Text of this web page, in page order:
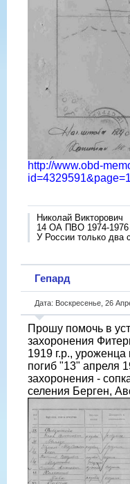
http://www.obd-
Николай Викторович
14 ОА ПВО 1974-1976
У России только два
Гепард
Дата: Воскресенье, 26
Прошу помочь в
захоронения
1919 г.р.,
погиб "13" апреля
захоронения -
селения Берген,